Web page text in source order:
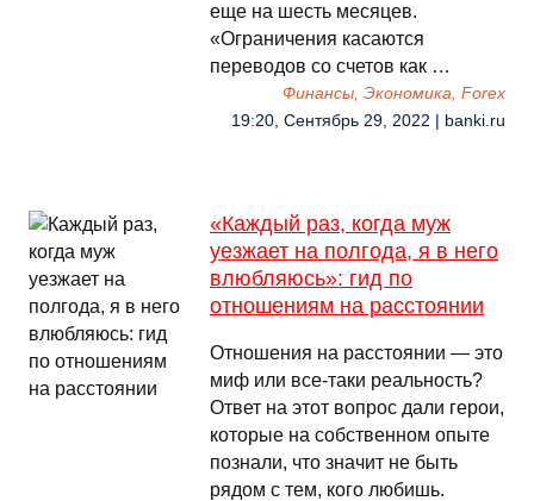
еще на шесть месяцев.
«Ограничения касаются
переводов со счетов как …
Финансы, Экономика, Forex
19:20, Сентябрь 29, 2022 | banki.ru
«Каждый раз, когда муж
уезжает на полгода, я в него
влюбляюсь»: гид по
отношениям на расстоянии
Отношения на расстоянии — это
миф или все-таки реальность?
Ответ на этот вопрос дали герои,
которые на собственном опыте
познали, что значит не быть
рядом с тем, кого любишь.